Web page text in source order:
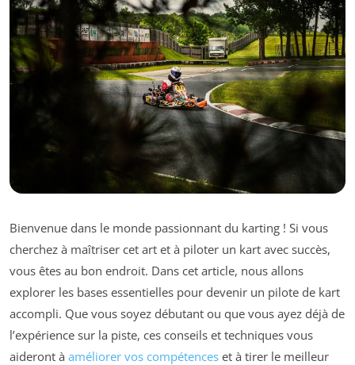
Bienvenue dans le monde passionnant du karting ! Si vous
cherchez à maîtriser cet art et à piloter un kart avec succès,
vous êtes au bon endroit. Dans cet article, nous allons
explorer les bases essentielles pour devenir un pilote de kart
accompli. Que vous soyez débutant ou que vous ayez déjà de
l’expérience sur la piste, ces conseils et techniques vous
aideront à améliorer vos compétences et à tirer le meilleur